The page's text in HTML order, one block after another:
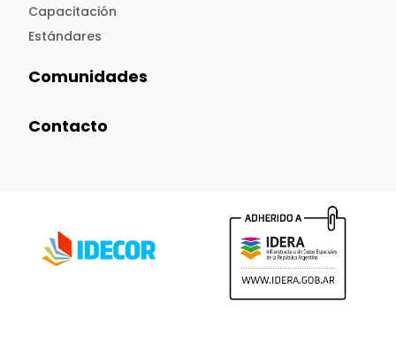
Capacitación
Estándares
Comunidades
Contacto